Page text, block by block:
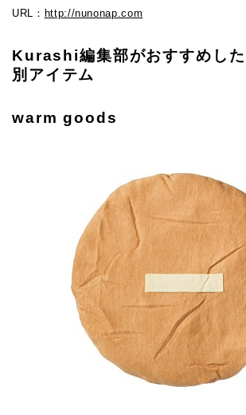
URL： http://nunonap.com
Kurashi編集部がおすすめし
別アイテム
warm goods